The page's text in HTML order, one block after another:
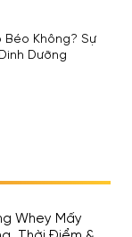
Không? Sự
Dưỡng
Whey Mấy